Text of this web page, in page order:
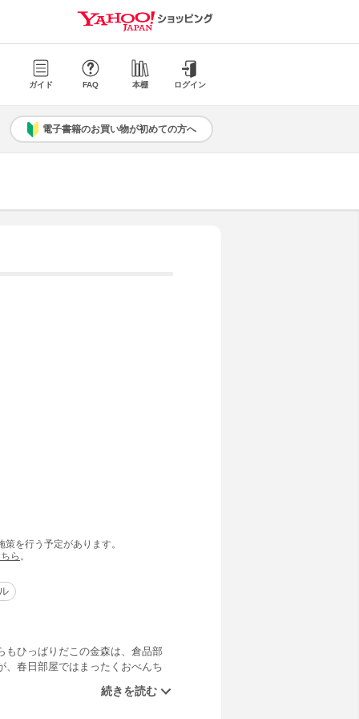
ガイド FAQ 本棚 ログイン
電子書籍のお買い物が初めての方へ
を行う予定があります。
ら 。
もひっぱりだこの金森は、倉品部
、春日部屋ではまったくおべんち
近元気がない。幕下時代に親し